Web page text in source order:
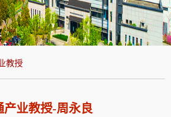
教授
产业教授-周永良